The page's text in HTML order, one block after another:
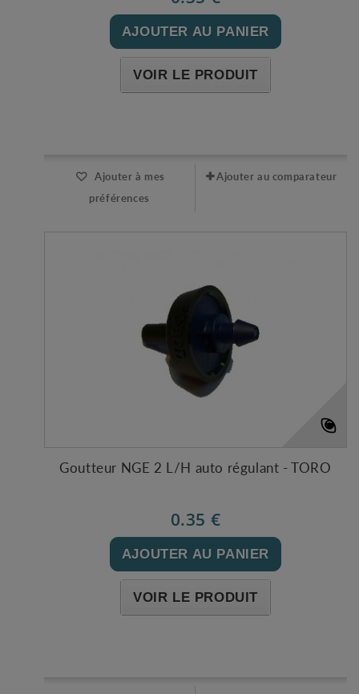
AJOUTER AU PANIER
VOIR LE PRODUIT
Ajouter à mes
préférences
Ajouter au comparateur
Goutteur NGE 2 L/H auto régulant - TORO
0.35 €
AJOUTER AU PANIER
VOIR LE PRODUIT